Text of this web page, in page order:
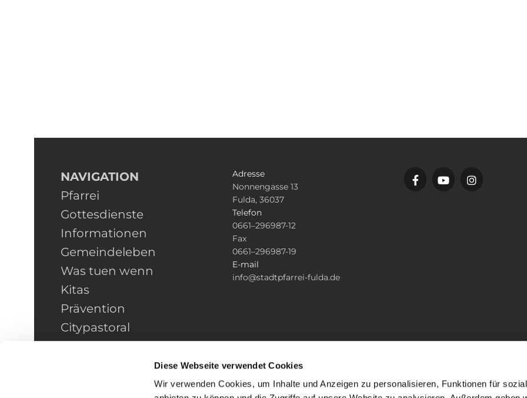
Diese Webseite verwendet Cookies
Wir verwenden Cookies, um Inhalte und Anzeigen zu personalisieren, Funktionen für
NAVIGATION
Pfarrei
Gottesdienste
Informationen
Gemeindeleben
Was tuen wenn
Kitas
Prävention
Citypastoral
Kontakt
HINWEISGEBERSCHUTZ
Adresse
Nonnengasse 13
Fulda, 36037
Telefon
0661–296987-12
Fax
0661–296987-19
E-mail
info@stadtpfarrei-fulda.de